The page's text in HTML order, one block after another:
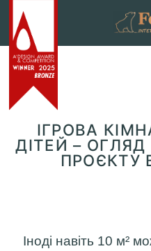
content
Головна
огляд реалізованого
ІГРОВА
ДІТЕЙ –
ПРОЄКТУ
Іноді навіть 10 м²